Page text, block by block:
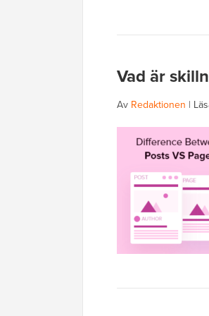
Vad är
Av Redaktionen |